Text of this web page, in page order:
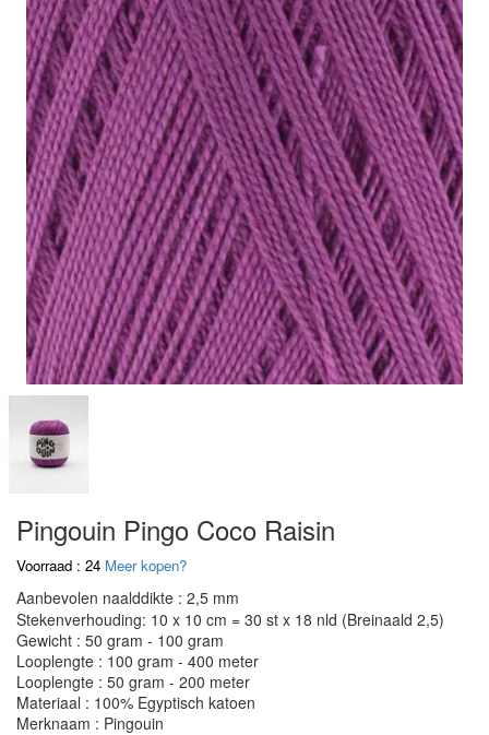
Pingouin Pingo Coco Raisin
Voorraad : 24 Meer kopen?
Aanbevolen naalddikte : 2,5 mm
Stekenverhouding: 10 x 10 cm = 30 st x 18 nld (Breinaald 2,5)
Gewicht : 50 gram - 100 gram
Looplengte : 100 gram - 400 meter
Looplengte : 50 gram - 200 meter
Materiaal : 100% Egyptisch katoen
Merknaam : Pingouin